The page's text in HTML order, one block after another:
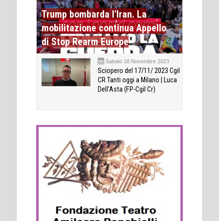
Trump bombarda l'Iran. La
mobilitazione continua Appello
di Stop Rearm Europe
Sabato 18 Novembre 2023
Sciopero del 17/11/ 2023 Cgil
CR Tanti oggi a Milano | Luca
Dell’Asta (FP-Cgil Cr)